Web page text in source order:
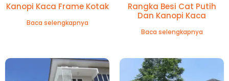
Kanopi Kaca Frame Kotak
Baca selengkapnya
Rangka Besi Cat Putih
Dan Kanopi Kaca
Baca selengkapnya